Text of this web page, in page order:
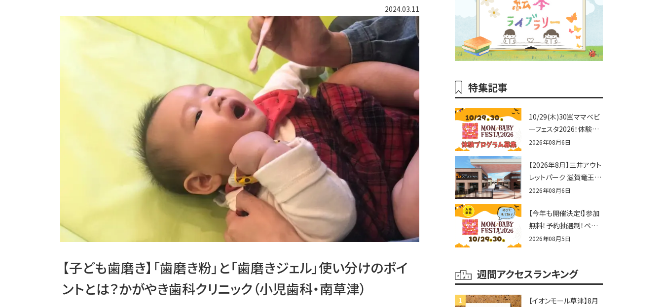
2024.03.11
【子ども歯磨き】「歯磨き粉」と「歯磨きジェル」使い分けのポイ
ントとは？かがやき歯科クリニック（小児歯科・南草津）
特集記事
10/29(木)30㈮ママベビ
ーフェスタ2026！体験プ
ログラム募集♪赤ちゃん
せんか？
2026年08月6日
【2026年8月】三井アウト
レットパーク 滋賀竜王の
夏休みイベントまとめ！
辛グルメ・フォトコンテス
トまで盛りだくさん！
2026年08月6日
【今年も開催決定!】参加
無料！予約抽選制！ベビ
ーファミリー必見☆入場
2026！親子で楽しもう
♪inピエリ守山
2026年08月5日
週間アクセスランキング
【イオンモール草津】8月